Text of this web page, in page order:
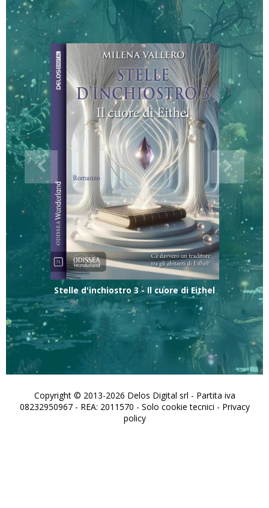
Stelle d'inchiostro 3 - Il cuore di Eithel
Copyright © 2013-2026 Delos Digital srl - Partita iva
08232950967 - REA: 2011570 - Solo cookie tecnici - Privacy
policy